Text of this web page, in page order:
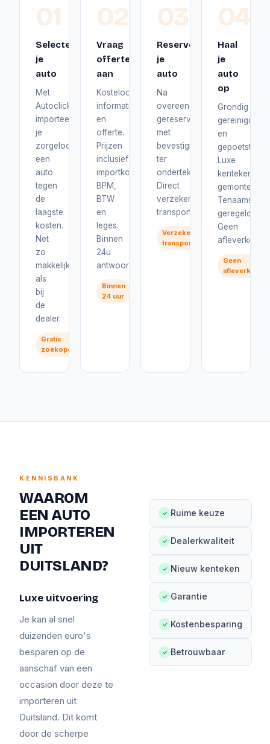
01
Selecteer
je
auto
Met
Autoclick
importeer
je
zorgeloos
een
auto
tegen
de
laagste
kosten.
Net
zo
makkelijk
als
bij
de
dealer.
Gratis
zoekopdracht
02
Vraag
offerte
aan
Kosteloos
informatie
en
offerte.
Prijzen
inclusief
importkosten,
BPM,
BTW
en
leges.
Binnen
24u
antwoord.
Binnen
24 uur
03
Reserveer
je
auto
Na
overeenstemming
gereserveerd
met
bevestiging
ter
ondertekening.
Direct
verzekerd
transport.
Verzekerd
transport
04
Haal
je
auto
op
Grondig
gereinigd
en
gepoetst.
Luxe
gemonteerd.
geregeld.
Geen
Geen
afleverkosten
KENNISBANK
WAAROM
EEN AUTO
IMPORTEREN
UIT
DUITSLAND?
Luxe uitvoering
Je kan al snel
duizenden euro's
besparen op de
aanschaf van een
occasion door deze te
importeren uit
Duitsland. Dit komt
door de scherpe
✓ Ruime keuze
✓ Dealerkwaliteit
✓ Nieuw kenteken
✓ Garantie
✓ Kostenbesparing
✓ Betrouwbaar